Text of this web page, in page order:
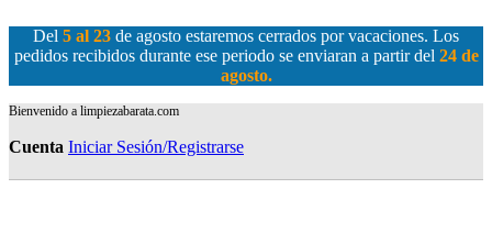
Del 5 al 23 de agosto estaremos cerrados por vacaciones. Los
pedidos recibidos durante ese periodo se enviaran a partir del 24 de
agosto.
Bienvenido a limpiezabarata.com
Cuenta Iniciar Sesión/Registrarse